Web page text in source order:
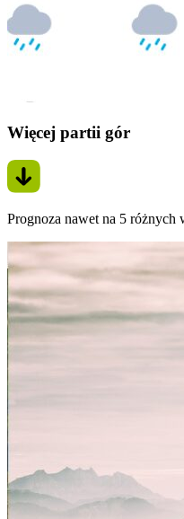
Więcej partii gór
Prognoza nawet na 5 różnych